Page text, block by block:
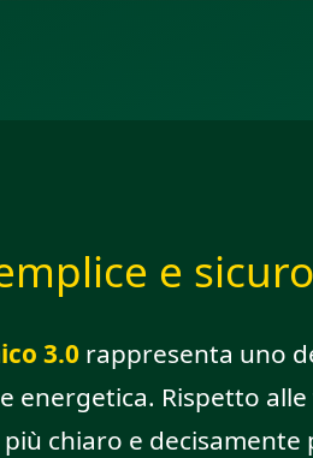
e
3.0 rappresenta uno
energetica. Rispetto
chiaro e